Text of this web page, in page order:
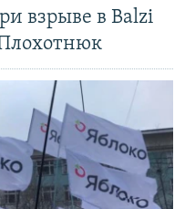
взрыве в Balzi